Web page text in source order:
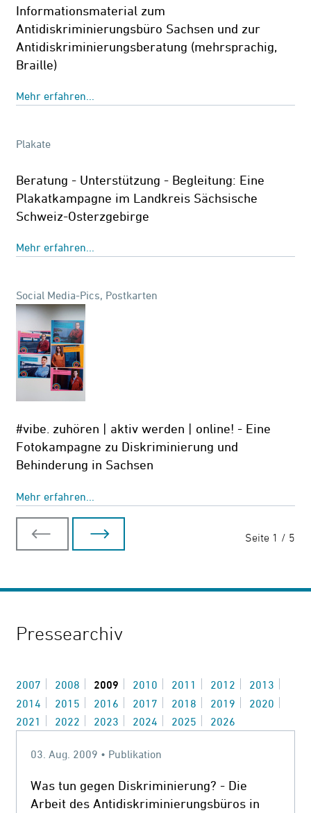
Informationsmaterial zum
Antidiskriminierungsbüro Sachsen und zur
Antidiskriminierungsberatung (mehrsprachig,
Braille)
Mehr erfahren...
Plakate
Beratung - Unterstützung - Begleitung: Eine
Plakatkampagne im Landkreis Sächsische
Schweiz-Osterzgebirge
Mehr erfahren...
Social Media-Pics, Postkarten
#vibe. zuhören | aktiv werden | online! - Eine
Fotokampagne zu Diskriminierung und
Behinderung in Sachsen
Mehr erfahren...
vorherige Seite
nächste Seite Seite 1 / 5
Pressearchiv
2007 2008 2009 2010 2011 2012
2013
2014
2015 2016 2017 2018 2019
2020
2021
2022 2023 2024 2025 2026
03. Aug. 2009 • Publikation
Was tun gegen Diskriminierung? - Die
Arbeit des Antidiskriminierungsbüros in